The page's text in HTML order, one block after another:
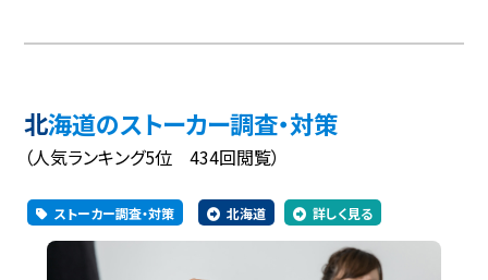
北海道のストーカー調査・対策
（人気ランキング5位 434回閲覧）
ストーカー調査・対策 北海道 詳しく見る